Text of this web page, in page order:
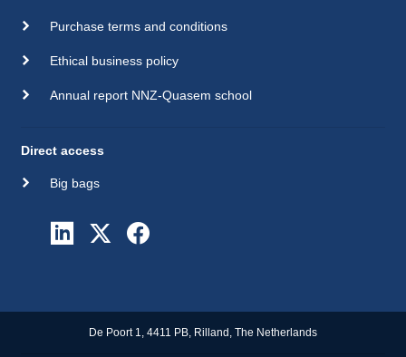
Purchase terms and conditions
Ethical business policy
Annual report NNZ-Quasem school
Direct access
Big bags
De Poort 1, 4411 PB, Rilland, The Netherlands